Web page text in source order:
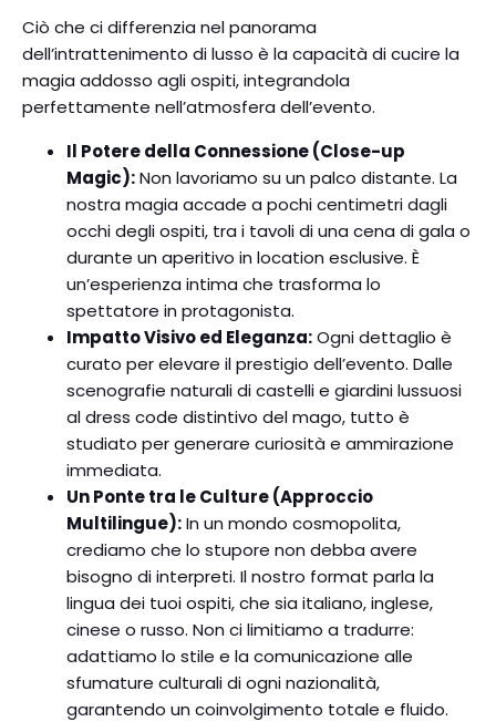
Ciò che ci differenzia nel panorama
dell’intrattenimento di lusso è la capacità di cucire la
magia addosso agli ospiti, integrandola
perfettamente nell’atmosfera dell’evento.
Il Potere della Connessione (Close-up
Magic):Non lavoriamo su un palco distante. La
nostra magia accade a pochi centimetri dagli
occhi degli ospiti, tra i tavoli di una cena di gala o
durante un aperitivo in location esclusive. È
un’esperienza intima che trasforma lo
spettatore in protagonista.
Impatto Visivo ed Eleganza:Ogni dettaglio è
curato per elevare il prestigio dell’evento. Dalle
scenografie naturali di castelli e giardini lussuosi
al dress code distintivo del mago, tutto è
studiato per generare curiosità e ammirazione
immediata.
Un Ponte tra le Culture (Approccio
Multilingue):In un mondo cosmopolita,
crediamo che lo stupore non debba avere
bisogno di interpreti. Il nostro format parla la
lingua dei tuoi ospiti, che sia italiano, inglese,
cinese o russo. Non ci limitiamo a tradurre:
adattiamo lo stile e la comunicazione alle
sfumature culturali di ogni nazionalità,
garantendo un coinvolgimento totale e fluido.